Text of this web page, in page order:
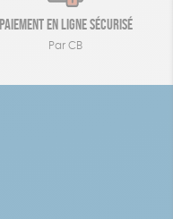
Paiement en ligne sécurisé
Par CB